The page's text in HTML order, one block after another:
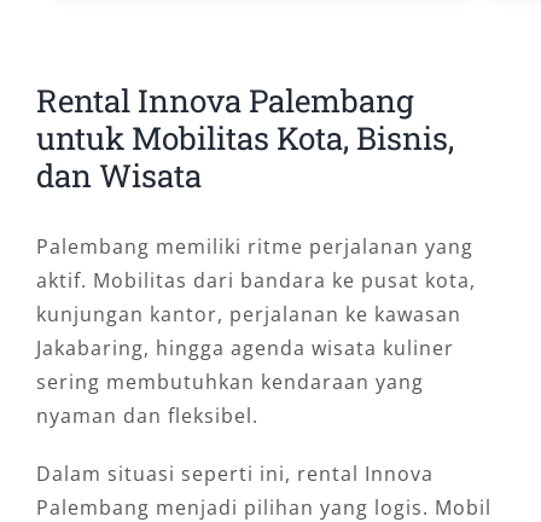
Rental Innova Palembang
untuk Mobilitas Kota, Bisnis,
dan Wisata
Palembang memiliki ritme perjalanan yang
aktif. Mobilitas dari bandara ke pusat kota,
kunjungan kantor, perjalanan ke kawasan
Jakabaring, hingga agenda wisata kuliner
sering membutuhkan kendaraan yang
nyaman dan fleksibel.
Dalam situasi seperti ini, rental Innova
Palembang menjadi pilihan yang logis. Mobil